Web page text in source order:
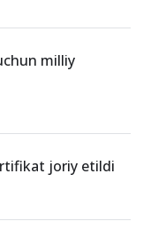
joriy etildi